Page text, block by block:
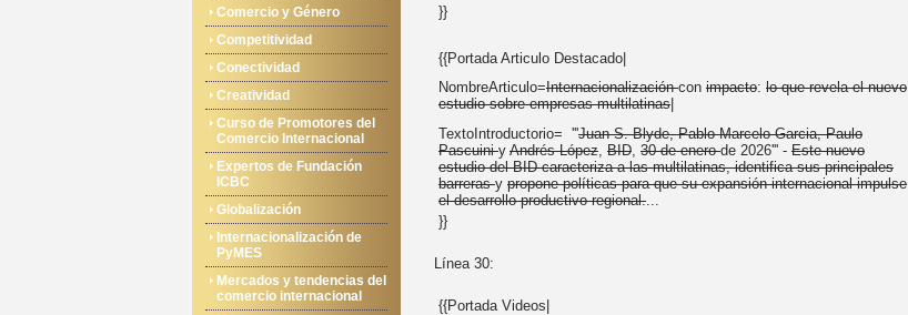
Comercio y Género
Competitividad
Conectividad
Creatividad
Curso de Promotores del
Comercio Internacional
Expertos de Fundación
ICBC
Globalización
Internacionalización de
PyMES
Mercados y tendencias del
comercio internacional
}}
{{Portada Articulo Destacado|
NombreArticulo=Internacionalizacióncon impacto: lo que revela el nuevo
estudio sobre empresas multilatinas
TextoIntroductorio= '''Juan S. Blyde, Pablo Marcelo Garcia, Paulo
Pascuiniy Andrés López, BID, 30 de enerode 2026''' - Este nuevo
estudio del BID caracteriza a las multilatinas, identifica sus principales
barrerasy propone políticas para que su expansión internacional impulse
el desarrollo productivo regional....
}}
Línea 30:
{{Portada Videos|